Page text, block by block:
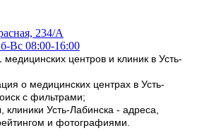
234/А
Вс 08:00-16:00
центров и клиник в Усть-
о медицинских центрах в Усть-
с фильтрами;
Усть-Лабинска - адреса,
и фотографиями.